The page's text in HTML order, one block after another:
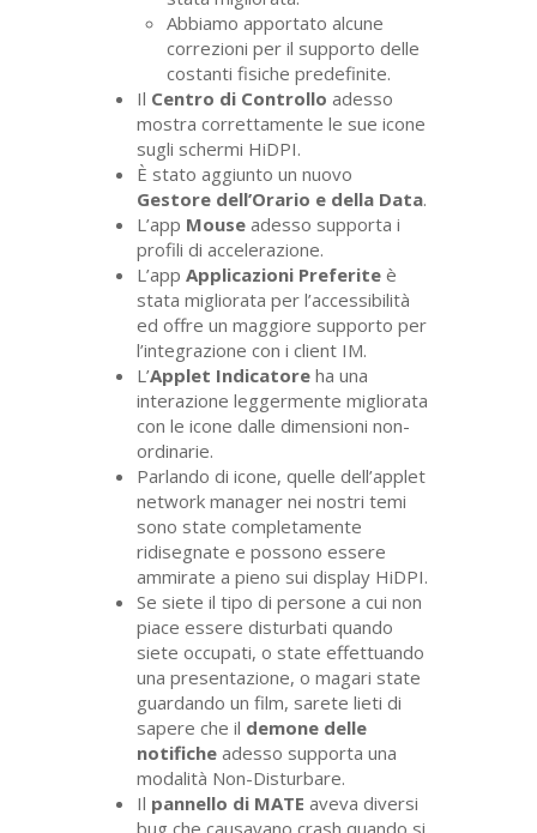
Abbiamo apportato alcune
correzioni per il supporto delle
costanti fisiche predefinite.
Il Centro di Controllo adesso
mostra correttamente le sue icone
sugli schermi HiDPI.
È stato aggiunto un nuovo
Gestore dell’Orario e della Data.
L’app Mouse adesso supporta i
profili di accelerazione.
L’appApplicazioni Preferite è
stata migliorata per l’accessibilità
ed offre un maggiore supporto per
l’integrazione con i client IM.
L’Applet Indicatore ha una
interazione leggermente migliorata
con le icone dalle dimensioni non-
ordinarie.
Parlando di icone, quelle dell’applet
network manager nei nostri temi
sono state completamente
ridisegnate e possono essere
ammirate a pieno sui display HiDPI.
Se siete il tipo di persone a cui non
piace essere disturbati quando
siete occupati, o state effettuando
una presentazione, o magari state
guardando un film, sarete lieti di
sapere che il demone delle
notifiche adesso supporta una
modalità Non-Disturbare.
Il pannello di MATE aveva diversi
bug che causavano crash quando si